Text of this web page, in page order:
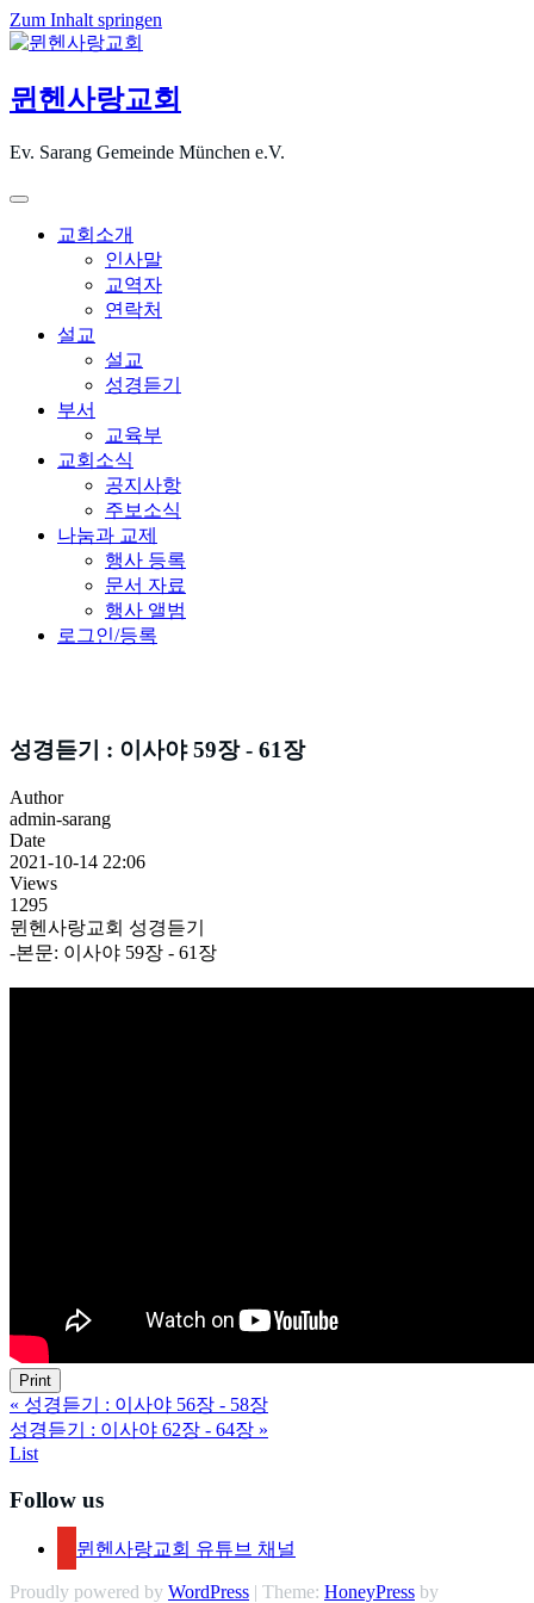
Zum Inhalt springen
뮌헨사랑교회
Ev. Sarang Gemeinde München e.V.
교회소개
인사말
교역자
연락처
설교
설교
성경듣기
부서
교육부
교회소식
공지사항
주보소식
나눔과 교제
행사 등록
문서 자료
행사 앨범
로그인/등록
성경듣기 : 이사야 59장 - 61장
Author
admin-sarang
Date
2021-10-14 22:06
Views
1295
뮌헨사랑교회 성경듣기
-본문: 이사야 59장 - 61장
Print
« 성경듣기 : 이사야 56장 - 58장
성경듣기 : 이사야 62장 - 64장 »
List
Follow us
뮌헨사랑교회 유튜브 채널
Proudly powered by WordPress | Theme: HoneyPress by